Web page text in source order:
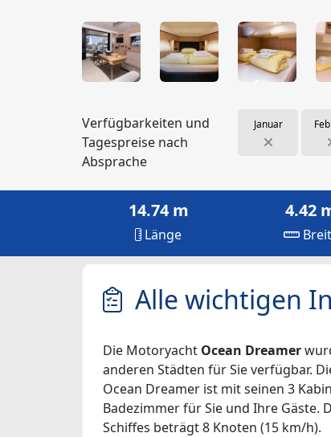
Verfügbarkeiten und
Tagespreise nach
Absprache
Januar
14.74 m
Länge
4.42
Alle wichtigen
Die Motoryacht Ocean Dreamer
anderen Städten für Sie verfügbar.
Ocean Dreamer ist mit seinen 3
Badezimmer für Sie und Ihre Gäste.
Schiffes beträgt 8 Knoten (15 km/h).